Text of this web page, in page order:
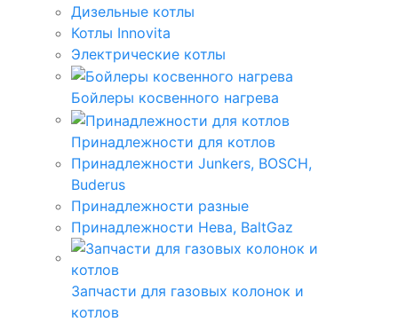
Дизельные котлы
Котлы Innovita
Электрические котлы
Бойлеры косвенного нагрева
Принадлежности для котлов
Принадлежности Junkers, BOSCH,
Buderus
Принадлежности разные
Принадлежности Нева, BaltGaz
Запчасти для газовых колонок и
котлов